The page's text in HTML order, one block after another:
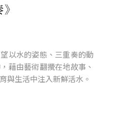
以水的姿態、三重奏的動
藉由藝術翻攪在地故事、
與生活中注入新鮮活水。